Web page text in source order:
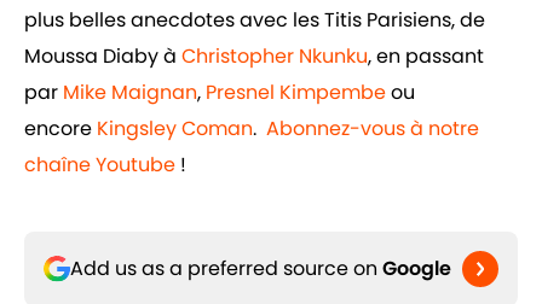
plus belles anecdotes avec les Titis Parisiens, de
Moussa Diaby à Christopher Nkunku, en passant
par Mike Maignan, Presnel Kimpembeou
encore Kingsley Coman. Abonnez-vous à notre
chaîne Youtube !
Add us as a preferred source on Google